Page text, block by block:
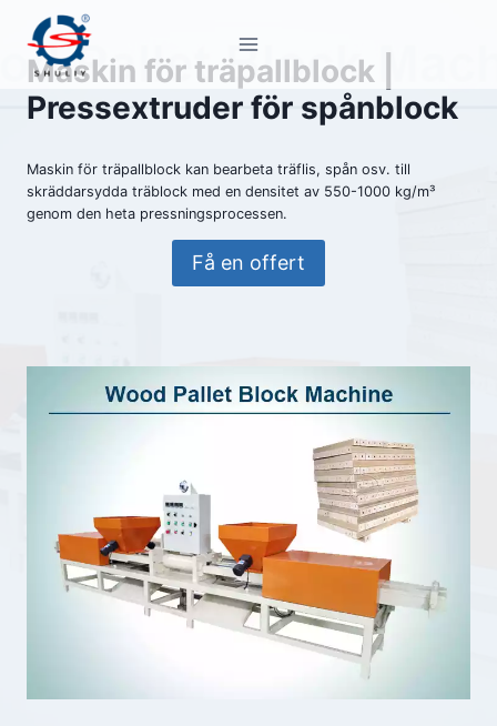
content
Maskin för träpallblock |
Pressextruder för spånblock
Maskin för träpallblock kan bearbeta träflis, spån osv. till
skräddarsydda träblock med en densitet av 550-1000 kg/m³
genom den heta pressningsprocessen.
Få en offert